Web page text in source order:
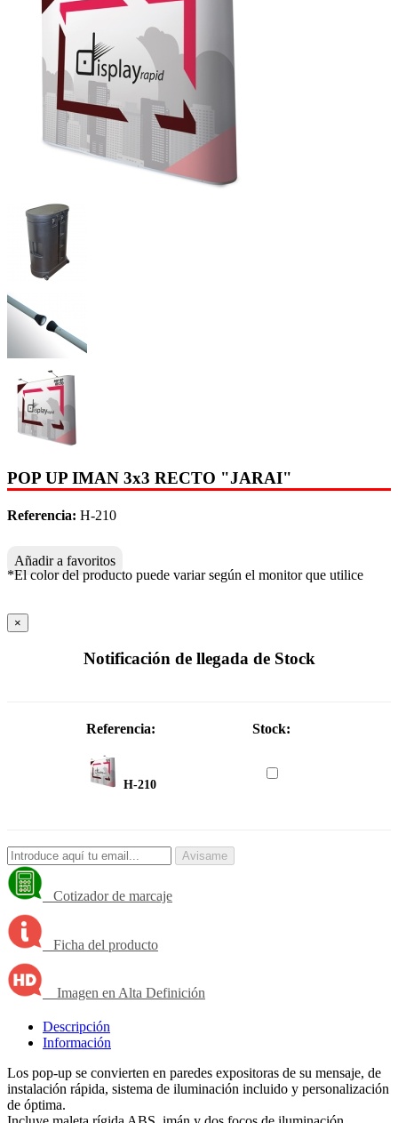
POP UP IMAN 3x3 RECTO "JARAI"
Referencia: H-210
Añadir a favoritos
*El color del producto puede variar según el monitor que utilice
×
Notificación de llegada de Stock
Referencia: Stock:
H-210
Avisame
Cotizador de marcaje
Ficha del producto
Imagen en Alta Definición
Descripción
Información
Los pop-up se convierten en paredes expositoras de su mensaje, de
instalación rápida, sistema de iluminación incluido y personalización
de óptima.